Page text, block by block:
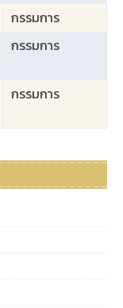
กรรมการ
กรรมการ
กรรมการ